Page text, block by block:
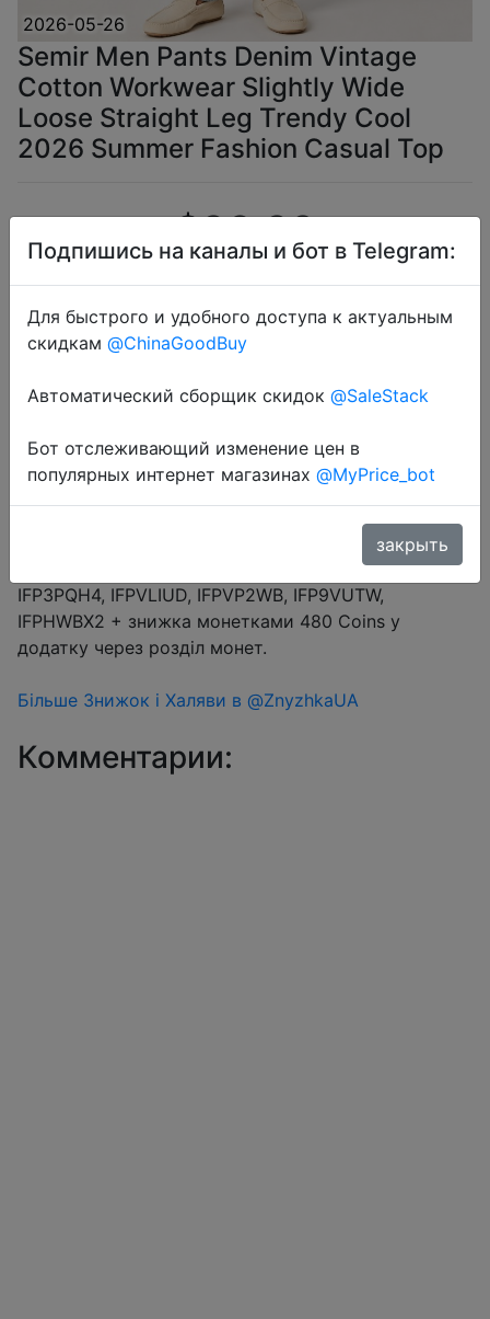
2026-05-26
Semir Men Pants Denim Vintage
Cotton Workwear Slightly Wide
Loose Straight Leg Trendy Cool
2026 Summer Fashion Casual Top
$20.23
Промокод:"J1ODM35MUGXD"
Купон продавця $2 (промокод J1ODM35MUGXD) +
промокод $3/$29 (10.34%) → IFPDRZ6K, IFP4HPGX,
IFP3PQH4, IFPVLIUD, IFPVP2WB, IFP9VUTW,
IFPHWBX2 + знижка монетками 480 Coins у
додатку через розділ монет.
Більше Знижок і Халяви в @ZnyzhkaUA
Комментарии:
Подпишись на каналы и бот в Telegram:
Для быстрого и удобного доступа к актуальным
скидкам @ChinaGoodBuy
Автоматический сборщик скидок @SaleStack
Бот отслеживающий изменение цен в
популярных интернет магазинах @MyPrice_bot
закрыть